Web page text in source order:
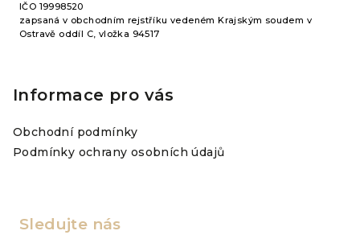
IČO 19998520
zapsaná v obchodním rejstříku vedeném Krajským soudem v
Ostravě oddíl C, vložka 94517
Informace pro vás
Obchodní podmínky
Podmínky ochrany osobních údajů
Sledujte nás